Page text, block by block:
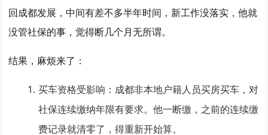
回成都发展，中间有差不多半年时间，新工作没落实，他就
没管社保的事，觉得断几个月无所谓。
结果，麻烦来了：
买车资格受影响 ：成都非本地户籍人员买房买车，对
社保连续缴纳年限有要求。他一断缴，之前的连续缴
费记录就清零了，得重新开始算。